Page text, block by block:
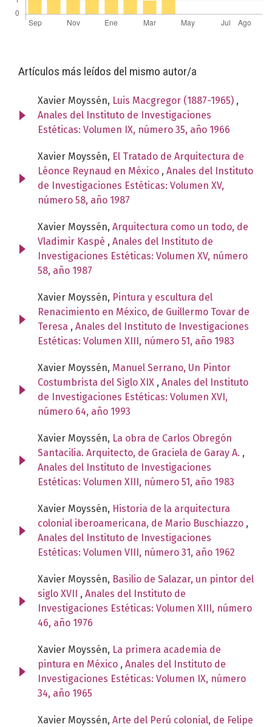
Artículos más leídos del mismo autor/a
Xavier Moyssén, Luis Macgregor (1887-1965) ,
Anales del Instituto de Investigaciones
Estéticas: Volumen IX, número 35, año 1966
Xavier Moyssén, El Tratado de Arquitectura de
Léonce Reynaud en México , Anales del Instituto
de Investigaciones Estéticas: Volumen XV,
número 58, año 1987
Xavier Moyssén, Arquitectura como un todo, de
Vladimir Kaspé , Anales del Instituto de
Investigaciones Estéticas: Volumen XV, número
58, año 1987
Xavier Moyssén, Pintura y escultura del
Renacimiento en México, de Guillermo Tovar de
Teresa , Anales del Instituto de Investigaciones
Estéticas: Volumen XIII, número 51, año 1983
Xavier Moyssén, Manuel Serrano, Un Pintor
Costumbrista del Siglo XIX , Anales del Instituto
de Investigaciones Estéticas: Volumen XVI,
número 64, año 1993
Xavier Moyssén, La obra de Carlos Obregón
Santacilia. Arquitecto, de Graciela de Garay A. ,
Anales del Instituto de Investigaciones
Estéticas: Volumen XIII, número 51, año 1983
Xavier Moyssén, Historia de la arquitectura
colonial iberoamericana, de Mario Buschiazzo ,
Anales del Instituto de Investigaciones
Estéticas: Volumen VIII, número 31, año 1962
Xavier Moyssén, Basilio de Salazar, un pintor del
siglo XVII , Anales del Instituto de
Investigaciones Estéticas: Volumen XIII, número
46, año 1976
Xavier Moyssén, La primera academia de
pintura en México , Anales del Instituto de
Investigaciones Estéticas: Volumen IX, número
34, año 1965
Xavier Moyssén, Arte del Perú colonial, de Felipe